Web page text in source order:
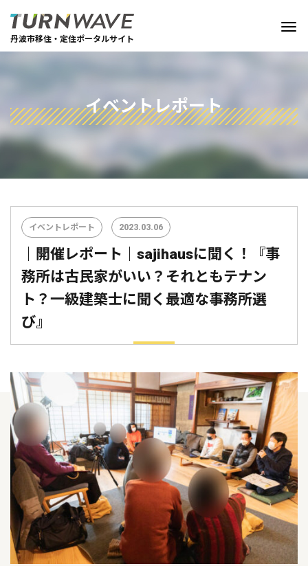
丹波市移住・定住ポータルサイト
イベントレポート
イベントレポート 2023.03.06
｜開催レポート｜sajihausに聞く！『事
務所は古民家がいい？それともテナン
ト？一級建築士に聞く最適な事務所選
び』